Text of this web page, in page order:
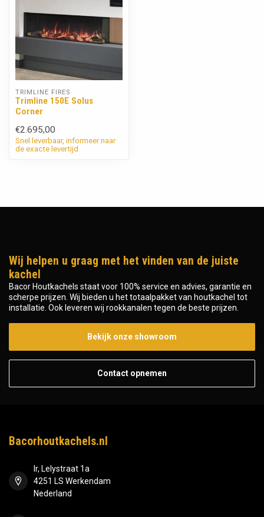
TRIMLINE FIRES
Trimline 150E Solus
Corner
€2.695,00
Snel leverbaar, informeer naar
de exacte levertijd
Wij helpen u graag met het vinden van de juiste
kachel
Bacor Houtkachels staat voor 100% service en advies, garantie en
scherpe prijzen. Wij bieden u het totaalpakket van houtkachel tot
installatie. Ook leveren wij rookkanalen tegen de beste prijzen.
Bekijk onze showroom
Contact opnemen
Bacorhoutkachels.nl
Ir, Lelystraat 1a
4251 LS Werkendam
Nederland